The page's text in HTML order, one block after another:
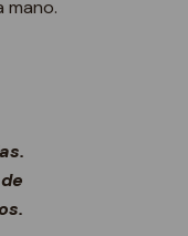
mano.